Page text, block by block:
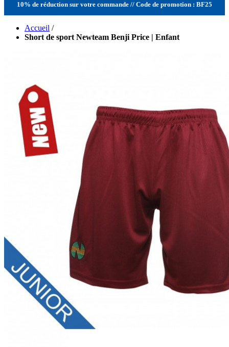
10% de réduction sur votre commande // Code de promotion : BF25
Accueil /
Short de sport Newteam Benji Price | Enfant